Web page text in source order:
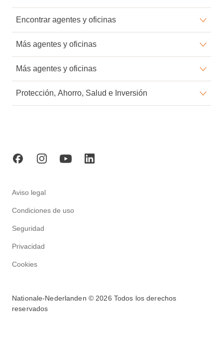
Conócenos
Sala de prensa
El Blog de Nationale-Nederlanden
Trabaja con nosotros
Encontrar agentes y oficinas
Alicante
Barcelona
Bilbao
Más agentes y oficinas
Granada
Las Palmas
Lleida
Más agentes y oficinas
Murcia
Oviedo
Protección, Ahorro, Salud e Inversión
Aviso legal
Condiciones de uso
Seguridad
Privacidad
Cookies
Nationale-Nederlanden © 2026 Todos los derechos
reservados